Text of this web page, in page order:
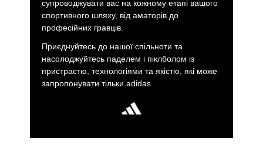
супроводжувати вас на кожному етапі вашого
спортивного шляху, від аматорів до
професійних гравців.
Приєднуйтесь до нашої спільноти та
насолоджуйтесь паделем і піклболом із
пристрастю, технологіями та якістю, які може
запропонувати тільки adidas.